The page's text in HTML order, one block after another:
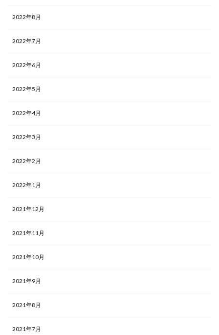
2022年8月
2022年7月
2022年6月
2022年5月
2022年4月
2022年3月
2022年2月
2022年1月
2021年12月
2021年11月
2021年10月
2021年9月
2021年8月
2021年7月